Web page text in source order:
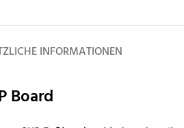
INFORMATIONEN
Board